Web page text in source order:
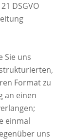
DSGVO
Sie uns
Format zu
an einen
einmal
uns